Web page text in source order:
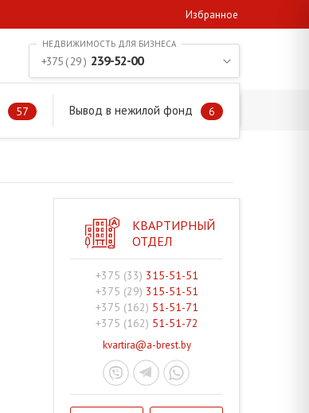
Избранное
57 Вывод в нежилой фонд 6
+375 ( 29 ) 239-52-00
КВАРТИРНЫЙ
ОТДЕЛ
+375 (33) 315-51-51
+375 (29) 315-51-51
+375 (162) 51-51-71
+375 (162) 51-51-72
kvartira@a-brest.by